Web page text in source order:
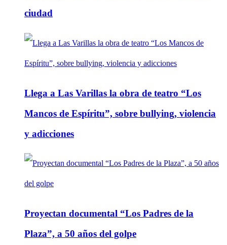
ciudad
Llega a Las Varillas la obra de teatro “Los
Mancos de Espíritu”, sobre bullying, violencia
y adicciones
Proyectan documental “Los Padres de la
Plaza”, a 50 años del golpe